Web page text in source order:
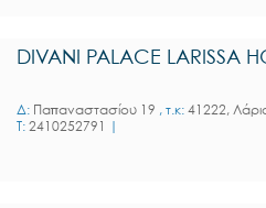
DIVANI PALACE LARISSA
Δ: Παπαναστασίου 19 , τ.κ: 41222,
T: 2410252791 |